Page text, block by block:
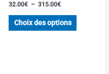
32.00€ – 315.00€
Choix des options
page